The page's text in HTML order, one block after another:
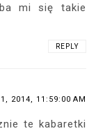
mi się takie
REPLY
2014, 11:59:00 AM
te kabaretki